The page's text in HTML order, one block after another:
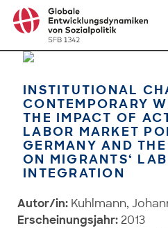
INSTITUTIONAL
CONTEMPORARY
THE IMPACT OF
LABOR MARKET
GERMANY AND
ON MIGRANTS‘
INTEGRATION
Autor/in: Kuhlmann,
Erscheinungsjahr: 2013